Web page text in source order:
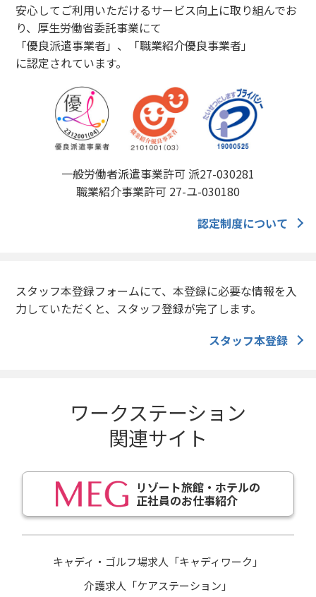
安心してご利用いただけるサービス向上に取り組んでお
り、厚生労働省委託事業にて
「優良派遣事業者」、「職業紹介優良事業者」
に認定されています。
一般労働者派遣事業許可 派27-030281
職業紹介事業許可 27-ユ-030180
認定制度について
スタッフ本登録フォームにて、本登録に必要な情報を入
力していただくと、スタッフ登録が完了します。
スタッフ本登録
ワークステーション
関連サイト
リゾート旅館・ホテルの
正社員のお仕事紹介
キャディ・ゴルフ場求人「キャディワーク」
介護求人「ケアステーション」